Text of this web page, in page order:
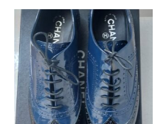
El
precio
original
era:
1.200,00€.
El
precio
actual
es:
550,00€.